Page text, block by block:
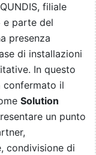
filiale
e parte del
presenza
di installazioni
In questo
confermato il
Solution
un punto
condivisione di